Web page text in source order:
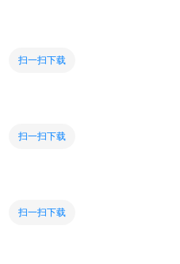
扫一扫下载
扫一扫下载
扫一扫下载